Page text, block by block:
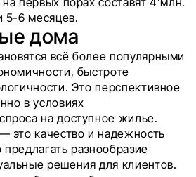
5-6 месяцев.
дома
всё более популярными
быстроте
Это перспективное
в условиях
на доступное жилье.
это качество и надежность
разнообразие
решения для клиентов.